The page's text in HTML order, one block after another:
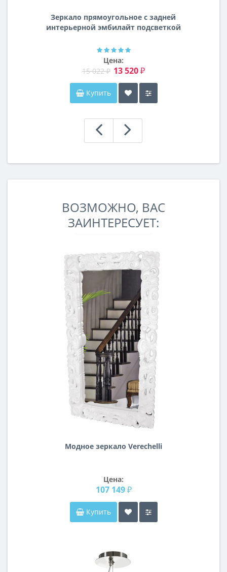
Зеркало прямоугольное с задней
интерьерной эмбилайт подсветкой
Цена:
15 022 ₽ 13 520 ₽
Купить
ВОЗМОЖНО, ВАС
ЗАИНТЕРЕСУЕТ:
Модное зеркало Verechelli
Цена:
107 149 ₽
Купить